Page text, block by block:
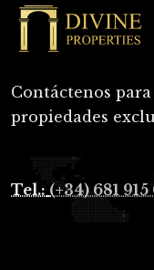
Contáctenos
propiedades
Tel.: (+34) 681 915